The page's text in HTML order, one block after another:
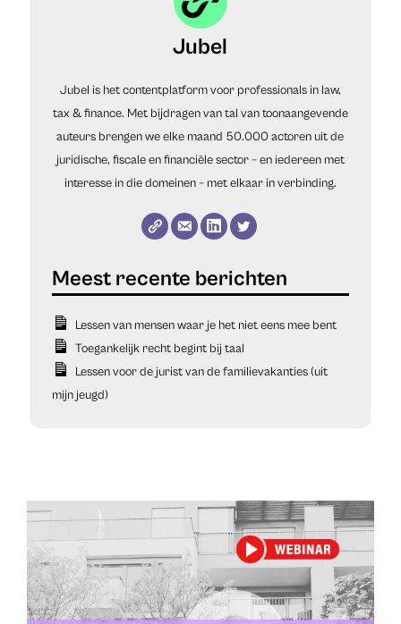
Jubel
Jubel is het contentplatform voor professionals in law,
tax & finance. Met bijdragen van tal van toonaangevende
auteurs brengen we elke maand 50.000 actoren uit de
juridische, fiscale en financiële sector – en iedereen met
interesse in die domeinen – met elkaar in verbinding.
Lessen van mensen waar je het niet eens mee bent
Toegankelijk recht begint bij taal
Lessen voor de jurist van de familievakanties (uit
mijn jeugd)